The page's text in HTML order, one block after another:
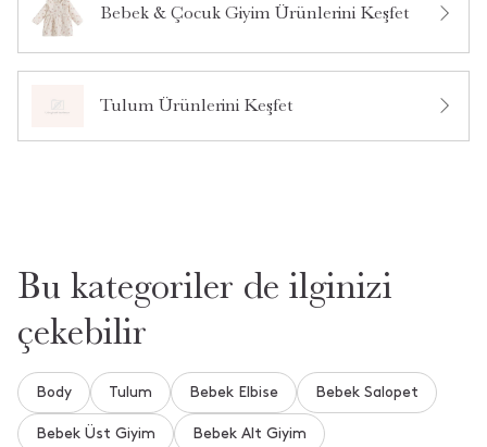
Ürün Hakkında Soru Sor
Bebek & Çocuk Giyim Ürünlerini Keşfet
Tulum Ürünlerini Keşfet
Bu kategoriler de ilginizi
çekebilir
Body Tulum Bebek Elbise Bebek Salopet
Bebek Üst Giyim Bebek Alt Giyim